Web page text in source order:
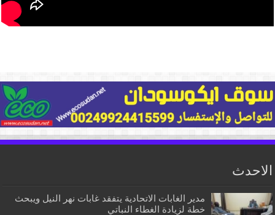
الاحدث
مدير الغابات الاتحادية يتفقد غابات نهر النيل ويبحث
خطة لزيادة الغطاء النباتي